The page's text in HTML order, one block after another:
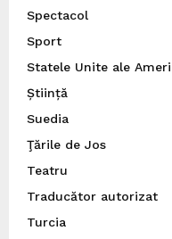
Spectacol
Sport
Statele Unite ale
Știință
Suedia
Ţările de Jos
Teatru
Traducător autorizat
Turcia